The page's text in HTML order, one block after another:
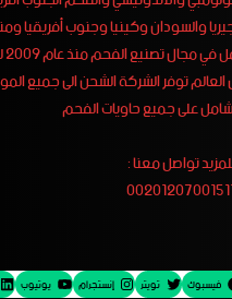
والسودان وكينيا وجنوب أفريقيا
توفر الشركة الشحن الى جميع
على جميع حاويات الفحم
تواصل معنا :
فيسبوك تويتر إنستجرام يوتيوب